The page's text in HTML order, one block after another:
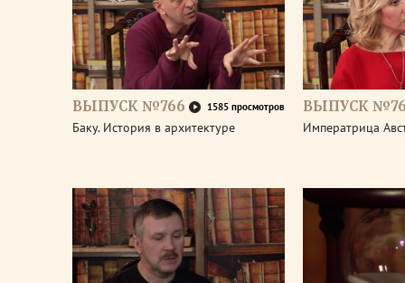
ВЫПУСК №766 1585 просмотров
Баку. История в архитектуре
ВЫПУСК
Императрица